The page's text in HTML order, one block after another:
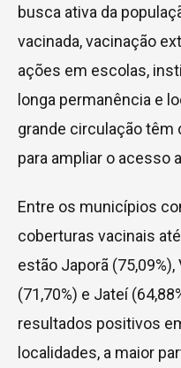
busca ativa da
vacinada, vacinação
ações em escolas,
longa permanência e
grande circulação têm
para ampliar o acesso
Entre os municípios
coberturas vacinais
estão Japorã (75,09%),
(71,70%) e Jateí
resultados positivos
localidades, a maior